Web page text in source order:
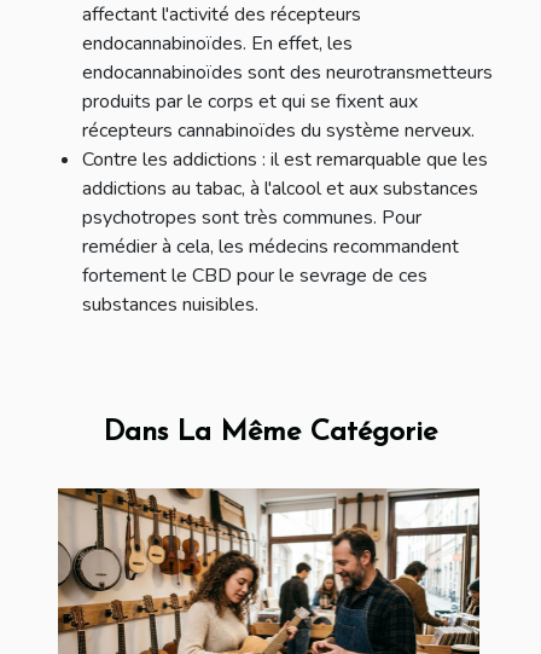
affectant l'activité des récepteurs
endocannabinoïdes. En effet, les
endocannabinoïdes sont des neurotransmetteurs
produits par le corps et qui se fixent aux
récepteurs cannabinoïdes du système nerveux.
Contre les addictions : il est remarquable que les
addictions au tabac, à l'alcool et aux substances
psychotropes sont très communes. Pour
remédier à cela, les médecins recommandent
fortement le CBD pour le sevrage de ces
substances nuisibles.
Dans La Même Catégorie